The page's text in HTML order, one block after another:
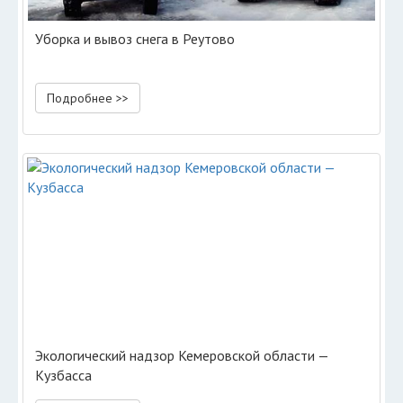
Уборка и вывоз снега в Реутово
Подробнее >>
Экологический надзор Кемеровской области —
Кузбасса